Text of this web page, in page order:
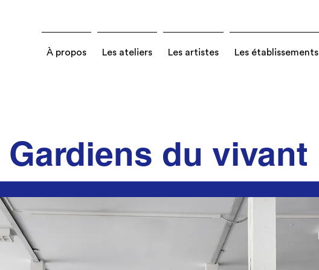
À propos Les ateliers Les artistes Les établissements
Gardiens du vivant